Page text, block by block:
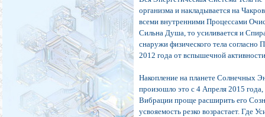
организма и накладывается на
всеми внутренними Процессами
Сильна Душа, то усиливается и
снаружи физического тела
2012 года от вспышечной
Накопление на планете Солнечных
произошло это с 4 Апреля 2015
Вибрации проще расширить его
усвояемость резко возрастает. Где